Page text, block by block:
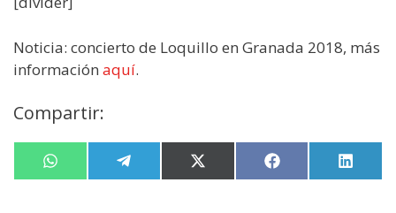
Noticia: concierto de Loquillo en Granada 2018, más
información aquí.
Compartir:
Compartir
en
W
h
Compartir
en
e
Compartir
en
X
(
Compartir
en
F
a en
L
i